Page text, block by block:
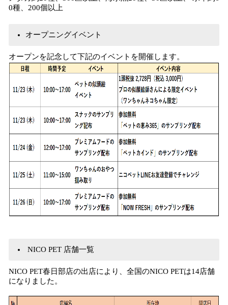
0種、200個以上
オープニングイベント
オープンを記念して下記のイベントを開催します。
NICO PET 店舗一覧
NICO PET春日部店の出店により、全国のNICO PETは14店舗
になりました。